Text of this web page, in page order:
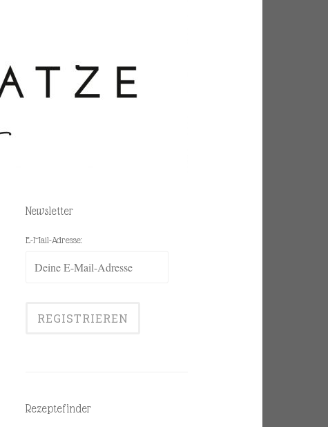
Newsletter
E-Mail-Adresse:
Rezeptefinder